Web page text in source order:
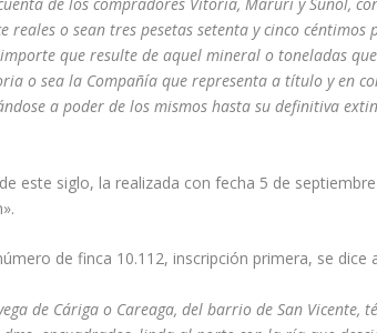
de los compradores Vitoria, Maruri y Suñol,
reales o sean tres pesetas setenta y cinco céntimos
que resulte de aquel mineral o toneladas
o sea la Compañí­a que representa a tí­tulo y en
a poder de los mismos hasta su definitiva
este siglo, la realizada con fecha 5 de
de finca 10.112, inscripción primera, se dice
de Cáriga o Careaga, del barrio de San Vicente,